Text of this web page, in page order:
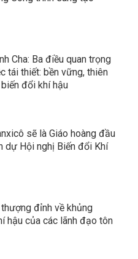
Cha: Ba điều quan trọng
tái thiết: bền vững, thiên
đổi khí hậu
sẽ là Giáo hoàng đầu
dự Hội nghị Biến đổi Khí
thượng đỉnh về khủng
hậu của các lãnh đạo tôn